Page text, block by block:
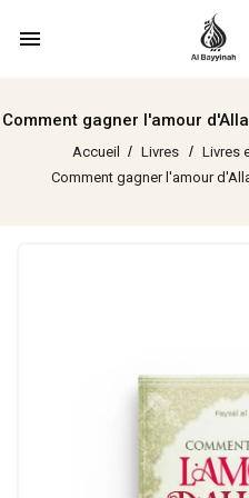
menu
Comment gagner l'amour
Accueil Livres Livres
Comment gagner l'amour